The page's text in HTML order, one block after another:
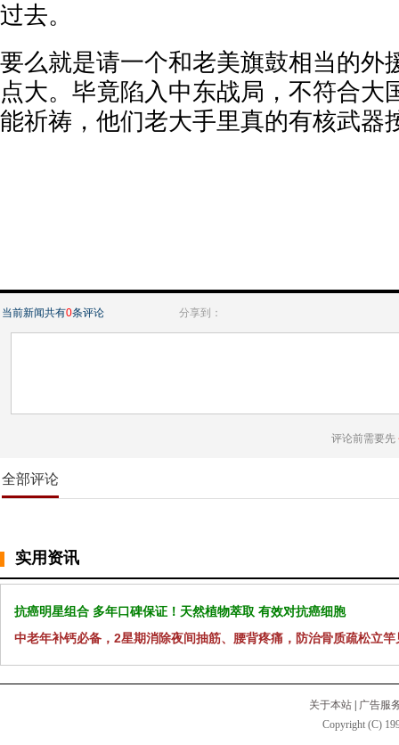
过去。
要么就是请一个和老美旗鼓相当的外
点大。毕竟陷入中东战局，不符合大
能祈祷，他们老大手里真的有核武器
当前新闻共有0条评论 分享到：
评论前需要先
全部评论
实用资讯
抗癌明星组合 多年口碑保证！天然植物萃取 有效对抗癌细胞
中老年补钙必备，2星期消除夜间抽筋、腰背疼痛，防治骨质疏松立竿
关于本站 | 广告服
Copyright (C)